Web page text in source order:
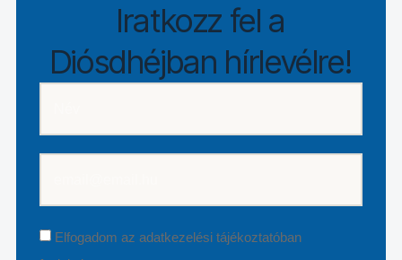
Iratkozz fel a
Diósdhéjban hírlevélre!
Elfogadom az adatkezelési tájékoztatóban